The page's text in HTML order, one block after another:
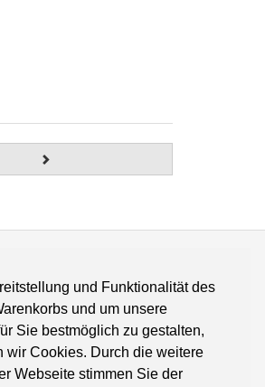
und Funktionalität des
und um unsere
Sie bestmöglich zu gestalten,
wir Cookies. Durch die weitere
Webseite stimmen Sie der